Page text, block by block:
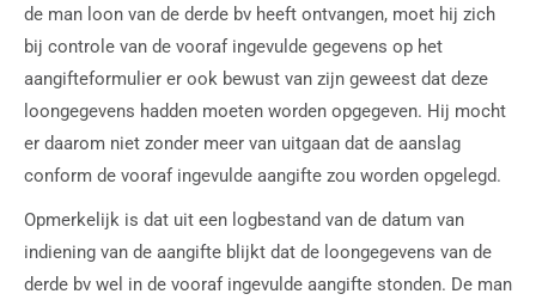
de man loon van de derde bv heeft ontvangen, moet hij zich
bij controle van de vooraf ingevulde gegevens op het
aangifteformulier er ook bewust van zijn geweest dat deze
loongegevens hadden moeten worden opgegeven. Hij mocht
er daarom niet zonder meer van uitgaan dat de aanslag
conform de vooraf ingevulde aangifte zou worden opgelegd.
Opmerkelijk is dat uit een logbestand van de datum van
indiening van de aangifte blijkt dat de loongegevens van de
derde bv wel in de vooraf ingevulde aangifte stonden. De man